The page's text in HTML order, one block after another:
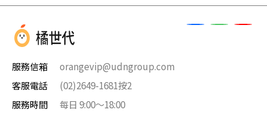
服務信箱
orangevip@udngroup.com
客服電話
(02)2649-1681按2
服務時間
每日 9:00～18:00